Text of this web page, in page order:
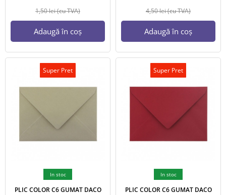
1,50lei(cu TVA)
Adaugă în coș
4,50lei(cu TVA)
Adaugă în coș
Super Pret
In stoc
PLIC COLOR C6 GUMAT DACO
Super Pret
In stoc
PLIC COLOR C6 GUMAT DACO